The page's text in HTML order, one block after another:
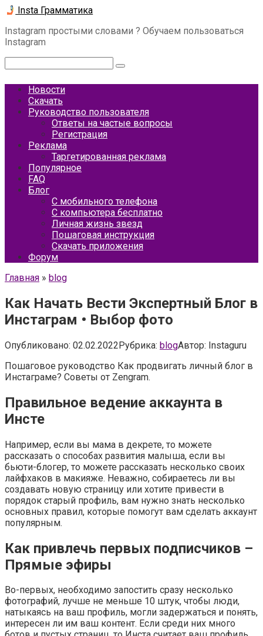
Перейти
контенту
Insta Грамматика
Instagram простыми словами ? Обучаем пользоваться
Instagram
Новости
Скачать
Руководство пользователя
Ответы на частые вопросы
Регистрация
Реклама
Таргетированная реклама
Популярное
FAQ
Блог
С мобильного телефона
С компьютера бесплатно
Личная жизнь звезд
Пошаговая инструкция
Скачать приложения
Форум
Главная » blog
Как Начать Вести Экспертный Блог в
Инстаграм • Выбор фото
Опубликовано: 02.02.2022Рубрика: blogАвтор: Instaguru
Пошаговое руководство Как продвигать личный блог в
Инстаграме? Советы от Zengram.
Правильное ведение аккаунта в
Инсте
Например, если вы мама в декрете, то можете
рассказать о способах развития малыша, если вы
бьюти-блогер, то можете рассказать несколько своих
лайфхаков в макияже. Неважно, собираетесь ли вы
создавать новую страницу или хотите привести в
порядок старый профиль, вам нужно знать несколько
основных правил, которые помогут вам сделать аккаунт
популярным.
Как привлечь первых подписчиков –
Прямые эфиры
Во-первых, необходимо запостить сразу несколько
фотографий, лучше не меньше 10 штук, чтобы люди,
натыкаясь на ваш профиль, могли задержаться и понять,
интересен ли им ваш контент. Если среди них много